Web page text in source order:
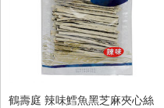
鶴壽庭 辣味鱈魚黑芝麻夾心絲